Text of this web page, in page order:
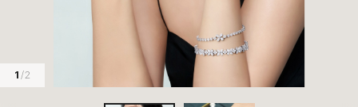
1 / 2